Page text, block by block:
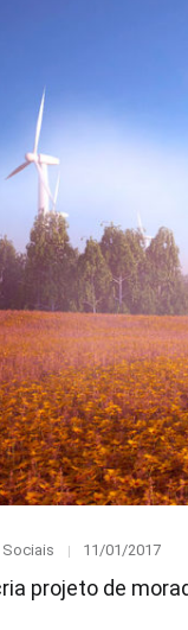
Posted
11/01/2017
projeto de